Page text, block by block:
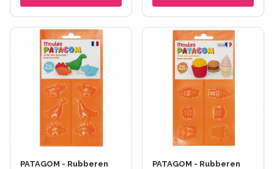
PATAGOM - Rubberen
PATAGOM - Rubberen